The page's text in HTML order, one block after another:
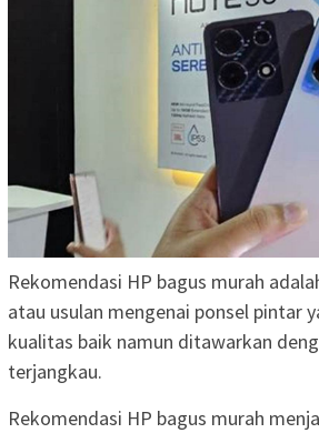
Rekomendasi HP bagus murah
atau usulan mengenai ponsel pintar
kualitas baik namun ditawarkan
terjangkau.
Rekomendasi HP bagus murah